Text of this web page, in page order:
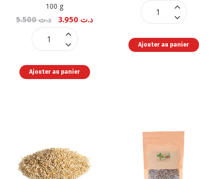
100 g
د.ت5.500 د.ت
Mix
2
(Courge
Ajouter au panier
Graine
de
quantité
Ajouter au panier